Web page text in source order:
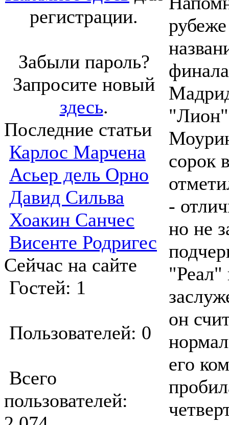
регистрации.
Забыли пароль?
Запросите новый
здесь.
Последние статьи
Карлос Марчена
Асьер дель Орно
Давид Сильва
Хоакин Санчес
Висенте Родригес
Сейчас на сайте
Гостей: 1
Пользователей: 0
Всего
пользователей:
сорок
-
но не
"Реал"
он
его